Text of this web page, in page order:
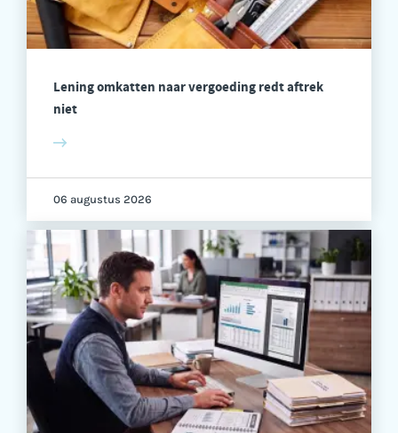
Lening omkatten naar vergoeding redt aftrek
niet
06 augustus 2026